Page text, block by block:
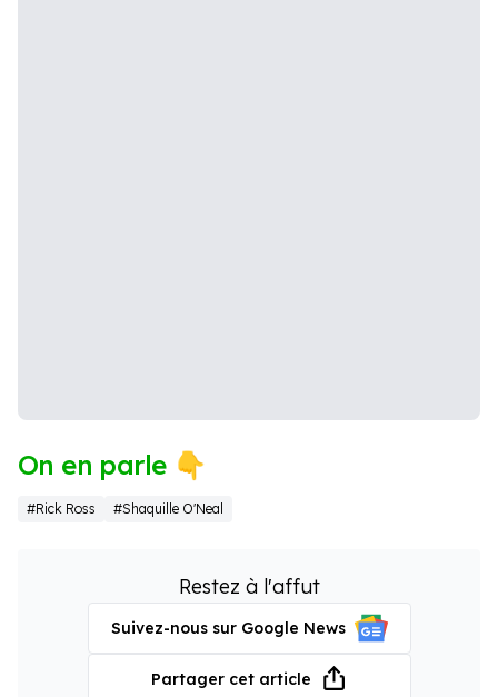
On en parle 👇
#Rick Ross #Shaquille O'Neal
Restez à l'affut
Suivez-nous sur Google News
Partager cet article